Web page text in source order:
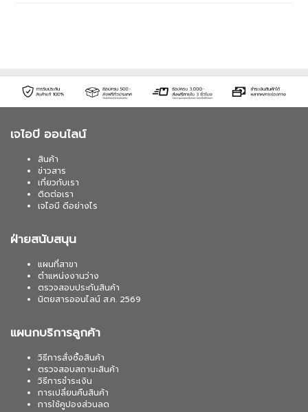
เจไอบี ออนไลน์
สินค้า
ข่าวสาร
เกี่ยวกับเรา
ติดต่อเรา
เจไอบี ดีอย่างไร
ฝ่ายสนับสนุน
แผนที่สาขา
ตำแหน่งงานว่าง
ตรวจสอบประกันสินค้า
นิตยสารออนไลน์ ส.ค. 2569
แผนกบริการลูกค้า
วิธีการสั่งซื้อสินค้า
ตรวจสอบสถานะสินค้า
วิธีการชำระเงิน
การเปลี่ยนคืนสินค้า
การใช้คูปองส่วนลด